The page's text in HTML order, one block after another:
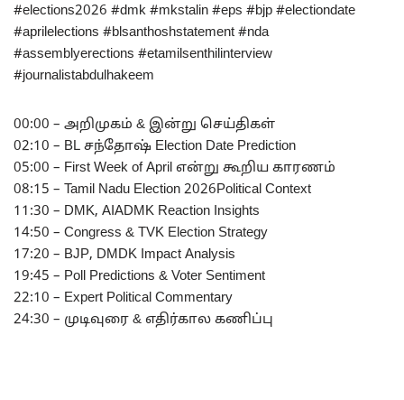
#elections2026 #dmk #mkstalin #eps #bjp #electiondate
#aprilelections #blsanthoshstatement #nda
#assemblyerections #etamilsenthilinterview
#journalistabdulhakeem
00:00 – அறிமுகம் & இன்று செய்திகள்
02:10 – BL சந்தோஷ் Election Date Prediction
05:00 – First Week of April என்று கூறிய காரணம்
08:15 – Tamil Nadu Election 2026Political Context
11:30 – DMK, AIADMK Reaction Insights
14:50 – Congress & TVK Election Strategy
17:20 – BJP, DMDK Impact Analysis
19:45 – Poll Predictions & Voter Sentiment
22:10 – Expert Political Commentary
24:30 – முடிவுரை & எதிர்கால கணிப்பு